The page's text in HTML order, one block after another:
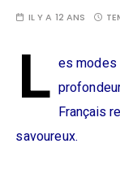
IL Y A 12 ANS
L es modes
Français
savoureux.